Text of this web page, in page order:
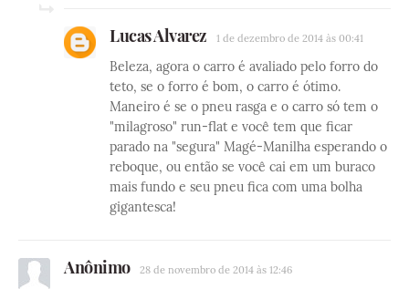
Lucas Alvarez 1 de dezembro de 2014 às 00:41
Beleza, agora o carro é avaliado pelo forro do
teto, se o forro é bom, o carro é ótimo.
Maneiro é se o pneu rasga e o carro só tem o
"milagroso" run-flat e você tem que ficar
parado na "segura" Magé-Manilha esperando o
reboque, ou então se você cai em um buraco
mais fundo e seu pneu fica com uma bolha
gigantesca!
Anônimo 28 de novembro de 2014 às 12:46